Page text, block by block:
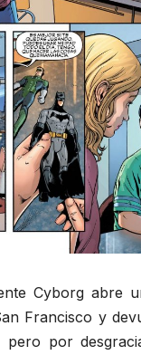
Cyborg abre
Francisco y
pero por